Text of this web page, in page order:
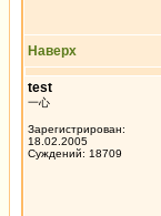
Наверх
test
一心
Зарегистрирован:
18.02.2005
Суждений: 18709